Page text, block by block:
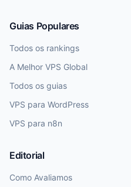
Guias Populares
Todos os rankings
A Melhor VPS Global
Todos os guias
VPS para WordPress
VPS para n8n
Editorial
Como Avaliamos